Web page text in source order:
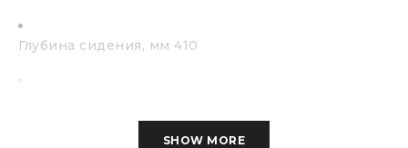
Глубина сидения, мм 410
SHOW MORE